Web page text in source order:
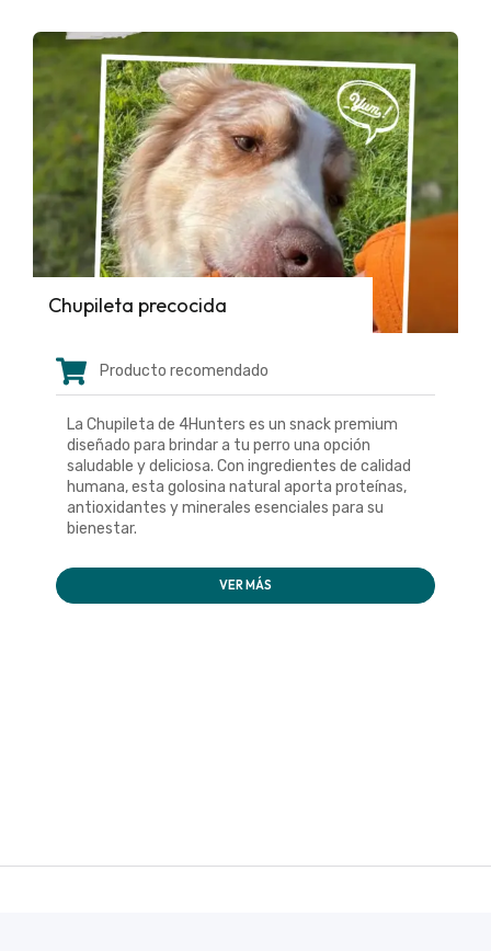
Chupileta precocida
Producto recomendado
La Chupileta de 4Hunters es un snack premium
diseñado para brindar a tu perro una opción
saludable y deliciosa. Con ingredientes de calidad
humana, esta golosina natural aporta proteínas,
antioxidantes y minerales esenciales para su
bienestar.
VER MÁS